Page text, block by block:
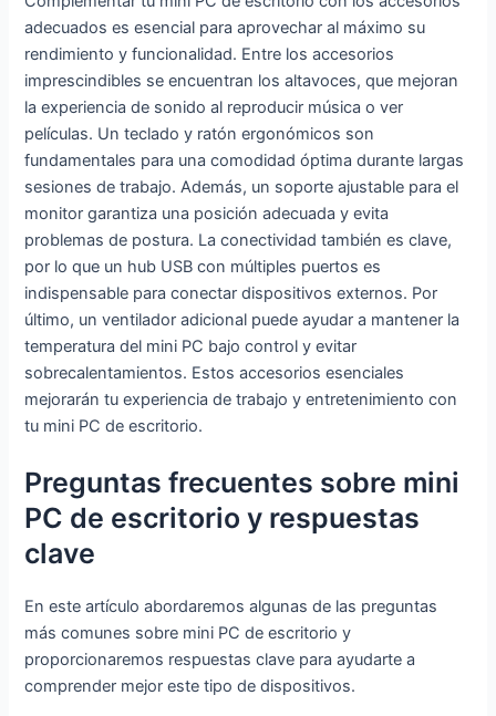
MI/DP/Type
-C para
Educación/
Oficina/Jue
go,Micro PC
s de
Sobremesa,
Mini
Computador
a con 2
Ethernet,HD
MI/DP/Type
-C para
Educación/
Oficina/Jue
go,Micro PC
adecuados es esencial para aprovechar al máximo su
rendimiento y funcionalidad. Entre los accesorios
imprescindibles se encuentran los altavoces, que mejoran
la experiencia de sonido al reproducir música o ver
películas. Un teclado y ratón ergonómicos son
fundamentales para una comodidad óptima durante largas
sesiones de trabajo. Además, un soporte ajustable para el
monitor garantiza una posición adecuada y evita
problemas de postura. La conectividad también es clave,
por lo que un hub USB con múltiples puertos es
indispensable para conectar dispositivos externos. Por
último, un ventilador adicional puede ayudar a mantener la
temperatura del mini PC bajo control y evitar
sobrecalentamientos. Estos accesorios esenciales
mejorarán tu experiencia de trabajo y entretenimiento con
tu mini PC de escritorio.
Preguntas frecuentes sobre mini
PC de escritorio y respuestas
clave
En este artículo abordaremos algunas de las preguntas
más comunes sobre mini PC de escritorio y
proporcionaremos respuestas clave para ayudarte a
comprender mejor este tipo de dispositivos.